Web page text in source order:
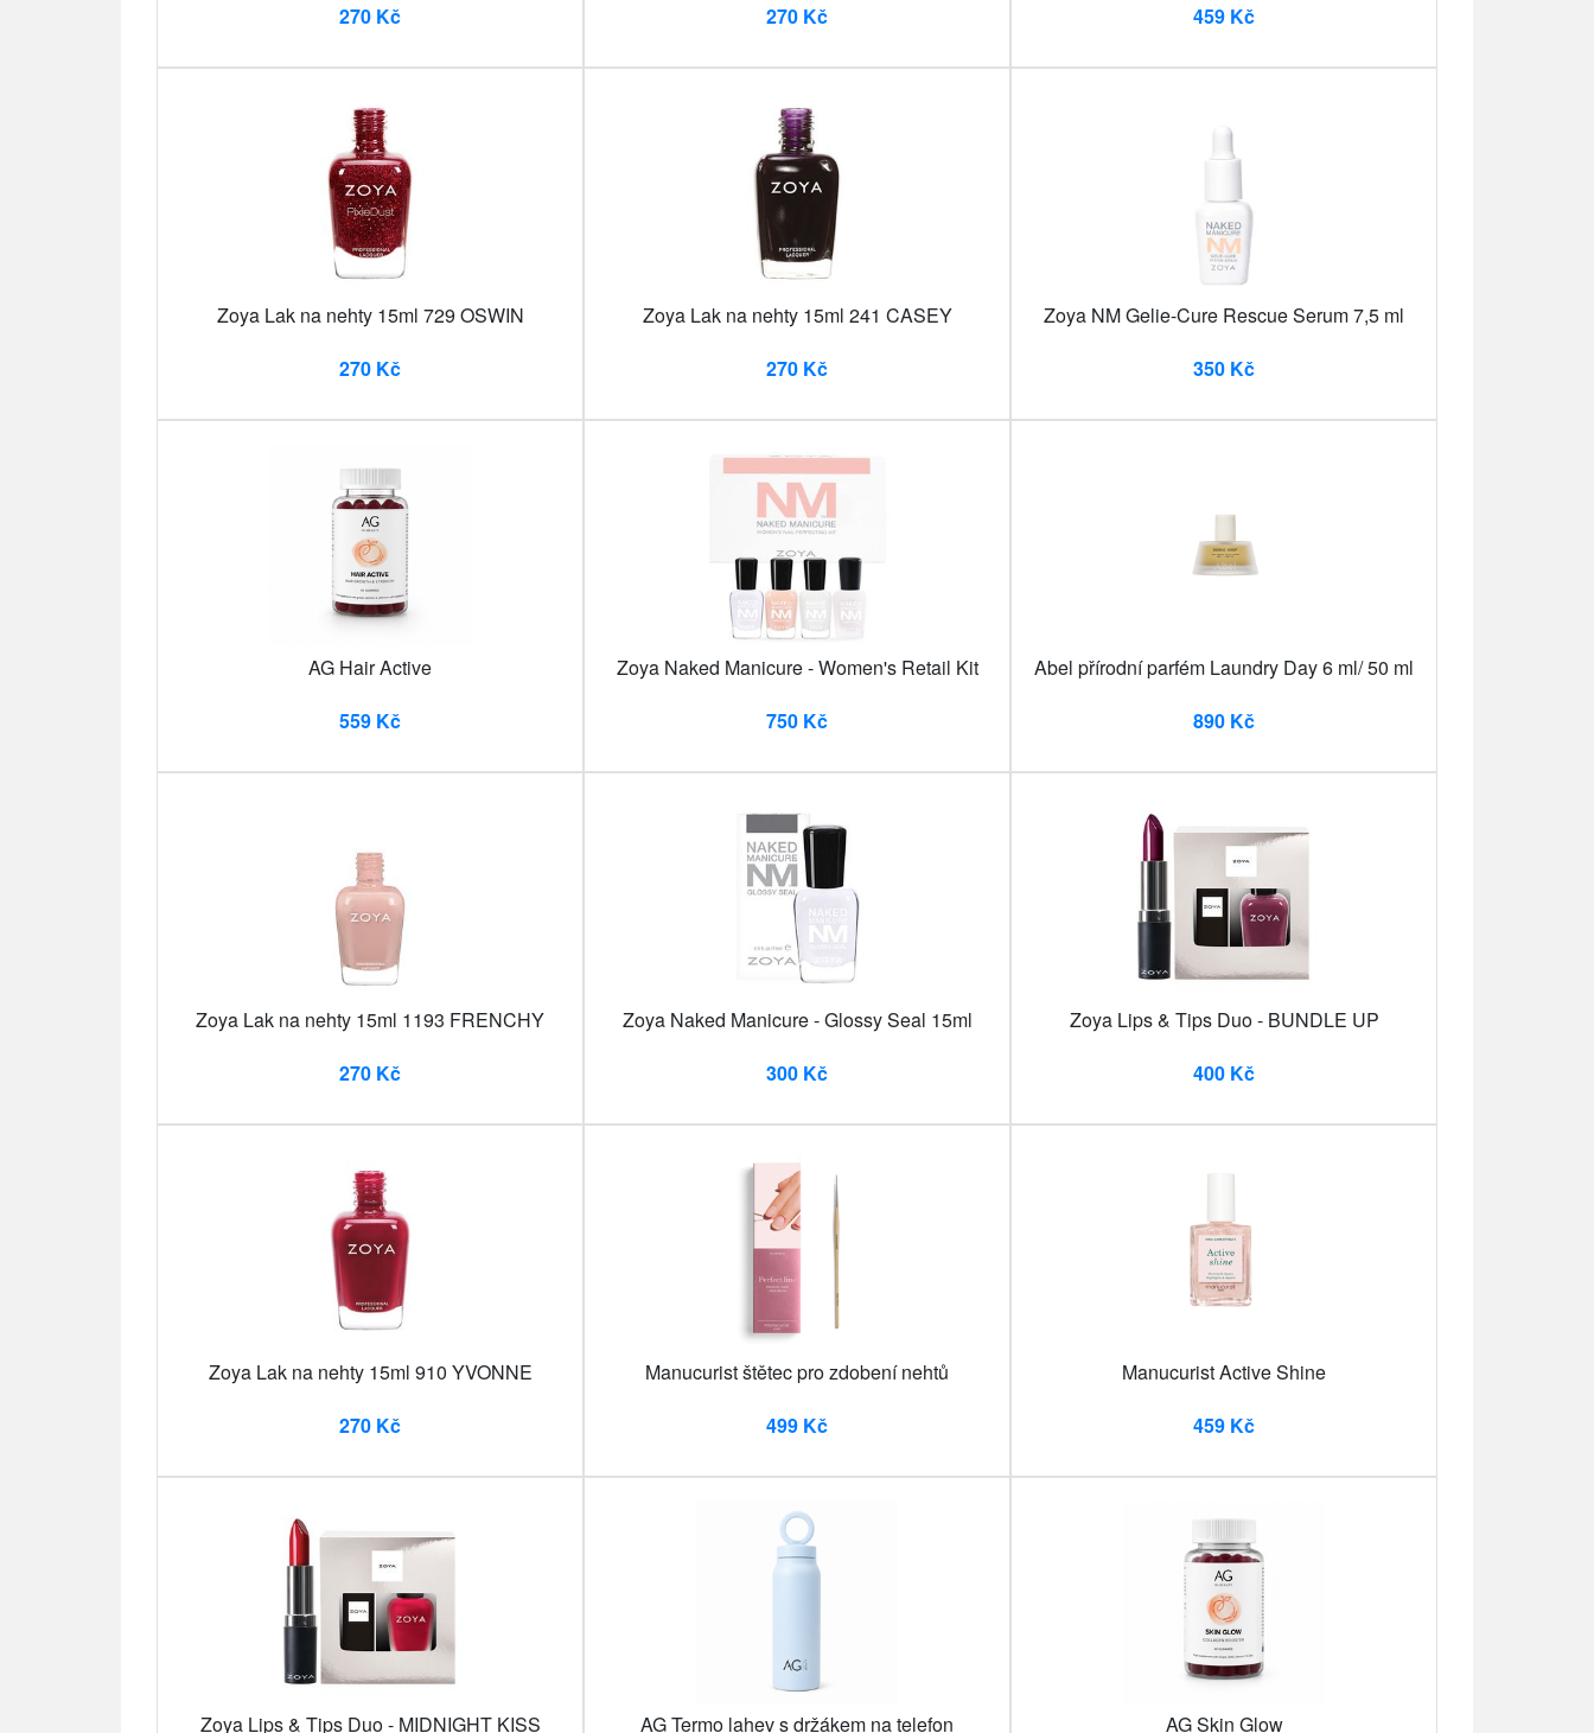
270 Kč
270 Kč
459 Kč
Zoya Lak na nehty 15ml 729 OSWIN
270 Kč
Zoya Lak na nehty 15ml 241 CASEY
270 Kč
Zoya NM Gelie-Cure Rescue Serum 7,5 ml
350 Kč
AG Hair Active
559 Kč
Zoya Naked Manicure - Women's Retail Kit
750 Kč
Abel přírodní parfém Laundry Day 6 ml/ 50 ml
890 Kč
Zoya Lak na nehty 15ml 1193 FRENCHY
270 Kč
Zoya Naked Manicure - Glossy Seal 15ml
300 Kč
Zoya Lips & Tips Duo - BUNDLE UP
400 Kč
Zoya Lak na nehty 15ml 910 YVONNE
270 Kč
Manucurist štětec pro zdobení nehtů
499 Kč
Manucurist Active Shine
459 Kč
Zoya Lips & Tips Duo - MIDNIGHT KISS AG Termo lahev s držákem na telefon AG Skin Glow